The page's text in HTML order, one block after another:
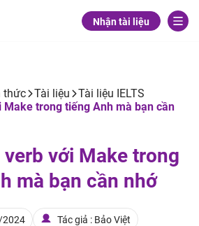
Nhận tài liệu
thức Tài liệu
Tài liệu IELTS
Make trong tiếng Anh mà bạn cần
verb với Make trong
mà bạn cần nhớ
Tác giả : Bảo Việt